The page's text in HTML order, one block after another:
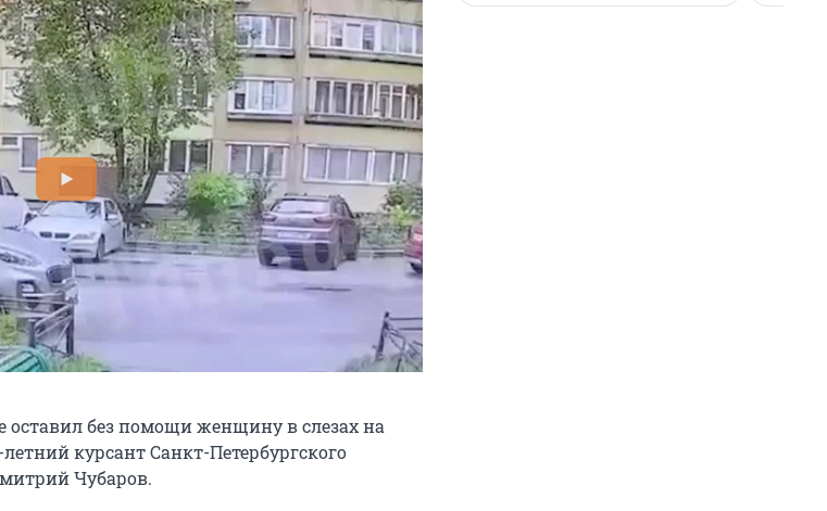
оставил без помощи женщину в слезах на
курсант Санкт-Петербургского
Чубаров.